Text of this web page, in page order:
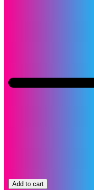
Add to cart